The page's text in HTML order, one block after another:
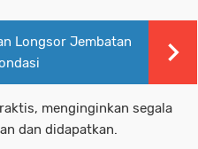
Longsor Jembatan
menginginkan segala
dan didapatkan.